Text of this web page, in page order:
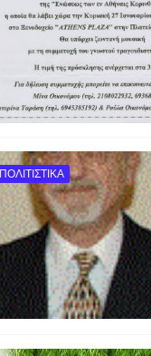
ΠΟΛΙΤΙΣΤΙΚΑ